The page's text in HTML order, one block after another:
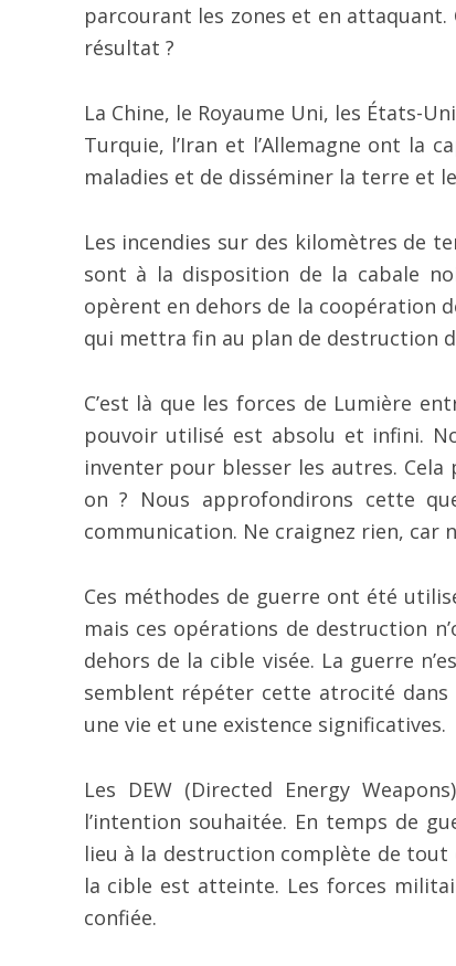
parcourant les zones et en
résultat ?
La Chine, le Royaume Uni, les États-
Turquie, l’Iran et l’Allemagne ont la
maladies et de disséminer la terre et
Les incendies sur des kilomètres de
sont à la disposition de la cabale
opèrent en dehors de la coopération
qui mettra fin au plan de destruction
C’est là que les forces de Lumière
pouvoir utilisé est absolu et infini.
inventer pour blesser les autres.
on ? Nous approfondirons cette
communication. Ne craignez rien, car
Ces méthodes de guerre ont été
mais ces opérations de destruction
dehors de la cible visée. La guerre
semblent répéter cette atrocité dans
une vie et une existence significatives.
Les DEW (Directed Energy
l’intention souhaitée. En temps de
lieu à la destruction complète de tout
la cible est atteinte. Les forces
confiée.